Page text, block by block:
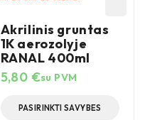
Akrilinis gruntas
1K aerozolyje
RANAL 400ml
5,80 €su PVM
PASIRINKTI SAVYBES